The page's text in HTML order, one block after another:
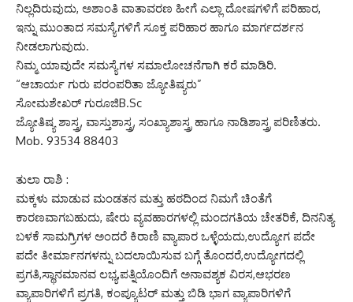
ನಿಲ್ಲದಿರುವುದು, ಅಶಾಂತಿ ವಾತಾವರಣ ಹೀಗೆ ಎಲ್ಲಾ ದೋಷಗಳಿಗೆ ಪರಿಹಾರ,
ಇನ್ನು ಮುಂತಾದ ಸಮಸ್ಯೆಗಳಿಗೆ ಸೂಕ್ತ ಪರಿಹಾರ ಹಾಗೂ ಮಾರ್ಗದರ್ಶನ
ನೀಡಲಾಗುವುದು.
ನಿಮ್ಮ ಯಾವುದೇ ಸಮಸ್ಯೆಗಳ ಸಮಾಲೋಚನೆಗಾಗಿ ಕರೆ ಮಾಡಿರಿ.
“ಆಚಾರ್ಯ ಗುರು ಪರಂಪರಿತಾ ಜ್ಯೋತಿಷ್ಯರು”
ಸೋಮಶೇಖರ್ ಗುರೂಜಿB.Sc
ಜ್ಯೋತಿಷ್ಯ ಶಾಸ್ತ್ರ, ವಾಸ್ತುಶಾಸ್ತ್ರ, ಸಂಖ್ಯಾಶಾಸ್ತ್ರ ಹಾಗೂ ನಾಡಿಶಾಸ್ತ್ರ ಪರಿಣಿತರು.
Mob. 93534 88403
ತುಲಾ ರಾಶಿ :
ಮಕ್ಕಳು ಮಾಡುವ ಮಂಡತನ ಮತ್ತು ಹಠದಿಂದ ನಿಮಗೆ ಚಿಂತೆಗೆ
ಕಾರಣವಾಗಬಹುದು, ಷೇರು ವ್ಯವಹಾರಗಳಲ್ಲಿ ಮಂದಗತಿಯ ಚೇತರಿಕೆ, ದಿನನಿತ್ಯ
ಬಳಕೆ ಸಾಮಗ್ರಿಗಳ ಅಂದರೆ ಕಿರಾಣಿ ವ್ಯಾಪಾರ ಒಳ್ಳೆಯದು,ಉದ್ಯೋಗ ಪದೇ
ಪದೇ ತೀರ್ಮಾನಗಳನ್ನು ಬದಲಾಯಿಸುವ ಬಗ್ಗೆ ತೊಂದರೆ,ಉದ್ಯೋಗದಲ್ಲಿ
ಪ್ರಗತಿ,ಸ್ಥಾನಮಾನವ ಲಭ್ಯ,ಪತ್ನಿಯೊಂದಿಗೆ ಅನಾವಶ್ಯಕ ವಿರಸ,ಆಭರಣ
ವ್ಯಾಪಾರಿಗಳಿಗೆ ಪ್ರಗತಿ, ಕಂಪ್ಯೂಟರ್ ಮತ್ತು ಬಿಡಿ ಭಾಗ ವ್ಯಾಪಾರಿಗಳಿಗೆ